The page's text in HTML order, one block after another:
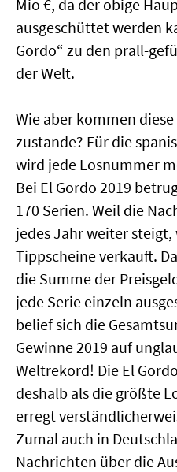
Mio €, da der obige
ausgeschüttet werden
Gordo“ zu den prall-
der Welt.
Wie aber kommen
zustande? Für die
wird jede Losnummer
Bei El Gordo 2019
170 Serien. Weil die
jedes Jahr weiter
Tippscheine verkauft.
die Summe der
jede Serie einzeln
belief sich die
Gewinne 2019 auf
Weltrekord! Die El
deshalb als die größte
erregt
Zumal auch in
Nachrichten über die